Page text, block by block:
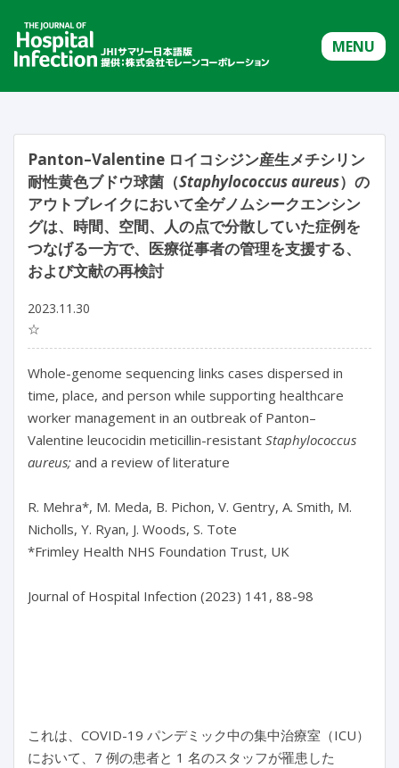
MENU
Panton–Valentine ロイコシジン産生メチシリン
耐性黄色ブドウ球菌（Staphylococcus aureus）の
アウトブレイクにおいて全ゲノムシークエンシン
グは、時間、空間、人の点で分散していた症例を
つなげる一方で、医療従事者の管理を支援する、
および文献の再検討
2023.11.30
☆
Whole-genome sequencing links cases dispersed in
time, place, and person while supporting healthcare
worker management in an outbreak of Panton–
Valentine leucocidin meticillin-resistant Staphylococcus
aureus; and a review of literature
R. Mehra*, M. Meda, B. Pichon, V. Gentry, A. Smith, M.
Nicholls, Y. Ryan, J. Woods, S. Tote
*Frimley Health NHS Foundation Trust, UK
Journal of Hospital Infection (2023) 141, 88-98
これは、COVID-19 パンデミック中の集中治療室（ICU）
において、7 例の患者と 1 名のスタッフが罹患した